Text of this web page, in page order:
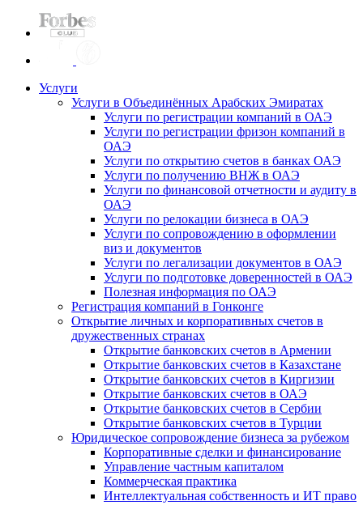
Услуги
Услуги в Объединённых Арабских Эмиратах
Услуги по регистрации компаний в ОАЭ
Услуги по регистрации фризон компаний в
ОАЭ
Услуги по открытию счетов в банках ОАЭ
Услуги по получению ВНЖ в ОАЭ
Услуги по финансовой отчетности и аудиту в
ОАЭ
Услуги по релокации бизнеса в ОАЭ
Услуги по сопровождению в оформлении
виз и документов
Услуги по легализации документов в ОАЭ
Услуги по подготовке доверенностей в ОАЭ
Полезная информация по ОАЭ
Регистрация компаний в Гонконге
Открытие личных и корпоративных счетов в
дружественных странах
Открытие банковских счетов в Армении
Открытие банковских счетов в Казахстане
Открытие банковских счетов в Киргизии
Открытие банковских счетов в ОАЭ
Открытие банковских счетов в Сербии
Открытие банковских счетов в Турции
Юридическое сопровождение бизнеса за рубежом
Корпоративные сделки и финансирование
Управление частным капиталом
Коммерческая практика
Интеллектуальная собственность и ИТ право